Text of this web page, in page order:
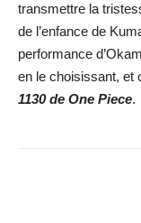
transmettre la
de l’enfance de
performance
en le choisissant, et
1130 de One Piece.